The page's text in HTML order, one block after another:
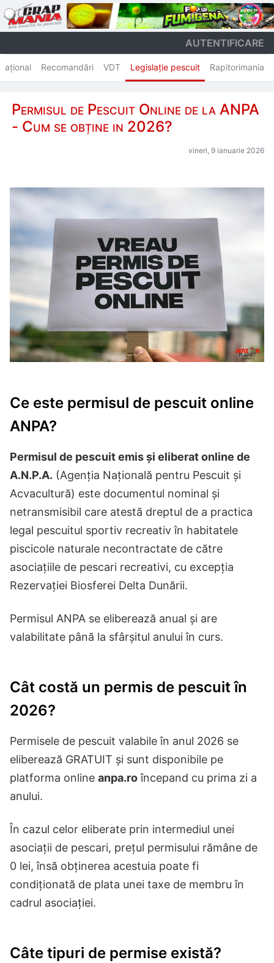
AUTENTIFICARE
Recomandări VDT Legislație pescuit Rapitorimania
Permisul de Pescuit Online de la ANPA
- Cum se obține in 2026?
vineri, 9 ianuarie 2026
Ce este permisul de pescuit online
ANPA?
Permisul de pescuit emis și eliberat online de
A.N.P.A. (Agenția Națională pentru Pescuit și
Acvacultură) este documentul nominal și
netransmisibil care atestă dreptul de a practica
legal pescuitul sportiv recreativ în habitatele
piscicole naturale necontractate de către
asociațiile de pescari recreativi, cu excepția
Rezervației Biosferei Delta Dunării.
Permisul ANPA se eliberează anual și are
valabilitate până la sfârșitul anului în curs.
Cât costă un permis de pescuit în
2026?
Permisele de pescuit valabile în anul 2026 se
eliberează GRATUIT și sunt disponibile pe
platforma online anpa.roîncepand cu prima zi a
anului.
În cazul celor eliberate prin intermediul unei
asociații de pescari, prețul permisului rămâne de
0 lei, însă obținerea acestuia poate fi
condiționată de plata unei taxe de membru în
cadrul asociației.
Câte tipuri de permise există?